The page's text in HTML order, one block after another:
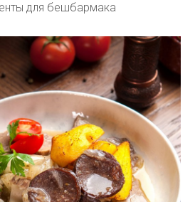
для бешбармака